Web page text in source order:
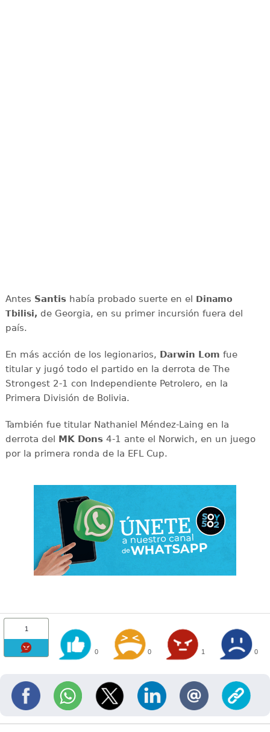
Antes Santishabía probado suerte en el Dinamo
Tbilisi, de Georgia, en su primer incursión fuera del
país.
En más acción de los legionarios, Darwin Lom fue
titular y jugó todo el partido en la derrota de The
Strongest 2-1 con Independiente Petrolero, en la
Primera División de Bolivia.
También fue titular Nathaniel Méndez-Laing en la
derrota del MK Dons4-1 ante el Norwich, en un juego
por la primera ronda de la EFL Cup.
1
0 0 1 0